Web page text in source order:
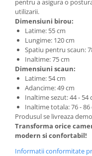
pentru a asigura o
utilizarii.
Dimensiuni birou:
Latime: 55 cm
Lungime: 120 cm
Spatiu pentru scaun:
Inaltime: 75 cm
Dimensiuni scaun:
Latime: 54 cm
Adancime: 49 cm
Inaltime sezut: 44 - 54
Inaltime totala: 76 - 86
Produsul se livreaza
Transforma orice
modern si confortabil!
Informatii conformitate